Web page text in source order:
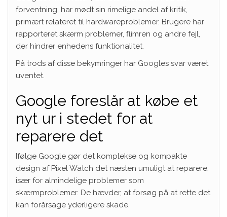
forventning, har mødt sin rimelige andel af kritik,
primært relateret til hardwareproblemer. Brugere har
rapporteret skærm problemer, flimren og andre fejl,
der hindrer enhedens funktionalitet.
På trods af disse bekymringer har Googles svar været
uventet.
Google foreslår at købe et
nyt ur i stedet for at
reparere det
Ifølge Google gør det komplekse og kompakte
design af Pixel Watch det næsten umuligt at reparere,
især for almindelige problemer som
skærmproblemer. De hævder, at forsøg på at rette det
kan forårsage yderligere skade.